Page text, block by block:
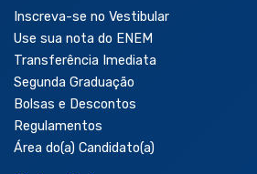
Inscreva-se no Vestibular
Use sua nota do ENEM
Transferência Imediata
Segunda Graduação
Bolsas e Descontos
Regulamentos
Área do(a) Candidato(a)